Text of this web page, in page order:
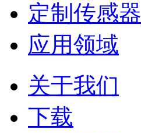
定制传感器
应用领域
关于我们
下载